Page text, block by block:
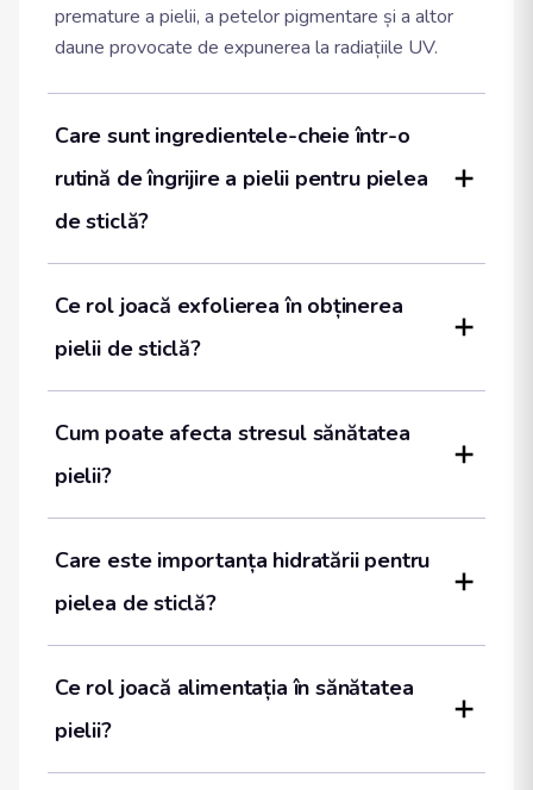
premature a pielii, a petelor pigmentare și a altor
daune provocate de expunerea la radiațiile UV.
Care sunt ingredientele-cheie într-o
rutină de îngrijire a pielii pentru pielea
de sticlă?
Ce rol joacă exfolierea în obținerea
pielii de sticlă?
Cum poate afecta stresul sănătatea
pielii?
Care este importanța hidratării pentru
pielea de sticlă?
Ce rol joacă alimentația în sănătatea
pielii?